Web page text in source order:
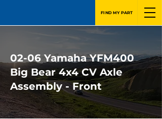
FIND MY PART
02-06 Yamaha YFM400
Big Bear 4x4 CV Axle
Assembly - Front